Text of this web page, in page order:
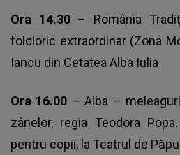
Ora 14.30 – România
folcloric extraordinar (Zona
Iancu din Cetatea Alba Iulia
Ora 16.00 – Alba –
zânelor, regia Teodora
pentru copii, la Teatrul de